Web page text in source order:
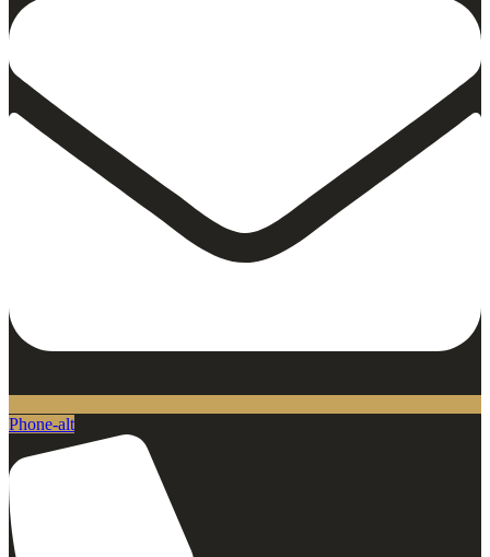
Phone-alt